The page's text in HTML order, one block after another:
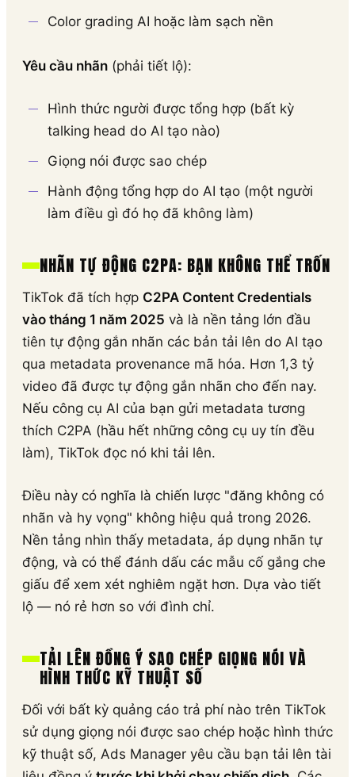
Color grading AI hoặc làm sạch nền
Yêu cầu nhãn (phải tiết lộ):
Hình thức người được tổng hợp (bất kỳ
talking head do AI tạo nào)
Giọng nói được sao chép
Hành động tổng hợp do AI tạo (một người
làm điều gì đó họ đã không làm)
NHÃN TỰ ĐỘNG C2PA: BẠN KHÔNG THỂ TRỐN
TikTok đã tích hợp C2PA Content Credentials
vào tháng 1 năm 2025 và là nền tảng lớn đầu
tiên tự động gắn nhãn các bản tải lên do AI tạo
qua metadata provenance mã hóa. Hơn 1,3 tỷ
video đã được tự động gắn nhãn cho đến nay.
Nếu công cụ AI của bạn gửi metadata tương
thích C2PA (hầu hết những công cụ uy tín đều
làm), TikTok đọc nó khi tải lên.
Điều này có nghĩa là chiến lược "đăng không có
nhãn và hy vọng" không hiệu quả trong 2026.
Nền tảng nhìn thấy metadata, áp dụng nhãn tự
động, và có thể đánh dấu các mẫu cố gắng che
giấu để xem xét nghiêm ngặt hơn. Dựa vào tiết
lộ — nó rẻ hơn so với đình chỉ.
TẢI LÊN ĐỒNG Ý SAO CHÉP GIỌNG NÓI VÀ
HÌNH THỨC KỸ THUẬT SỐ
Đối với bất kỳ quảng cáo trả phí nào trên TikTok
sử dụng giọng nói được sao chép hoặc hình thức
kỹ thuật số, Ads Manager yêu cầu bạn tải lên tài